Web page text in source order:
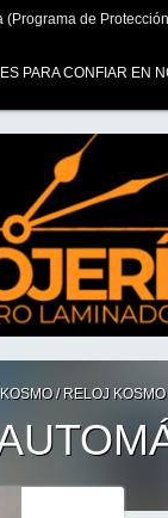
(Programa de
PARA CONFIAR EN
/ RELOJ